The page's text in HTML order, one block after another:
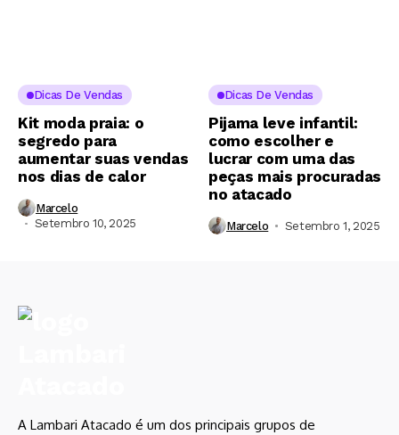
Dicas De Vendas
Kit moda praia: o
segredo para
aumentar suas vendas
nos dias de calor
Marcelo
Setembro 10, 2025
Dicas De Vendas
Pijama leve infantil:
como escolher e
lucrar com uma das
peças mais procuradas
no atacado
Marcelo Setembro 1, 2025
A Lambari Atacado é um dos principais grupos de